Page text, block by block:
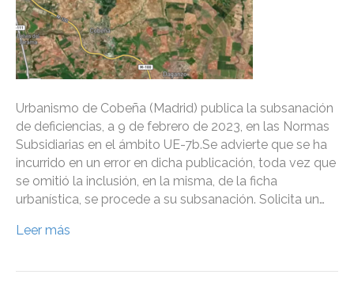
Urbanismo de Cobeña (Madrid) publica la subsanación
de deficiencias, a 9 de febrero de 2023, en las Normas
Subsidiarias en el ámbito UE-7b.Se advierte que se ha
incurrido en un error en dicha publicación, toda vez que
se omitió la inclusión, en la misma, de la ficha
urbanística, se procede a su subsanación. Solicita un…
Leer más